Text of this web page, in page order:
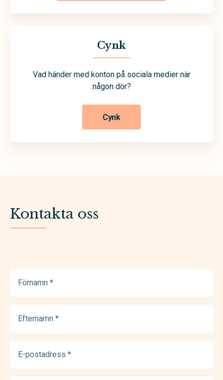
Cynk
Vad händer med konton på sociala medier när
någon dör?
Cynk
Kontakta oss
(Required)
(Required)
postadress